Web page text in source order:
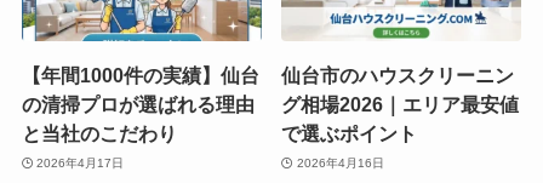
【年間1000件の実績】仙台
の清掃プロが選ばれる理由
と当社のこだわり
2026年4月17日
仙台市のハウスクリーニン
グ相場2026｜エリア最安値
で選ぶポイント
2026年4月16日